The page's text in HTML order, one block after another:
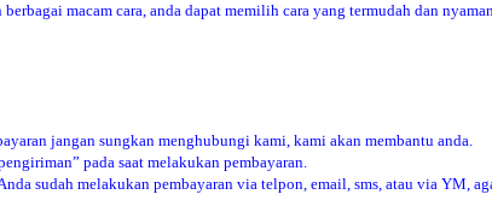
macam cara, anda dapat memilih cara yang termudah dan
jangan sungkan menghubungi kami, kami akan membantu anda.
pada saat melakukan pembayaran.
sudah melakukan pembayaran via telpon, email, sms, atau via YM,